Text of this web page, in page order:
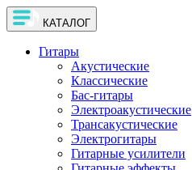
КАТАЛОГ
Гитары
Акустические
Классические
Бас-гитары
Электроакустические
Трансакустические
Электрогитары
Гитарные усилители